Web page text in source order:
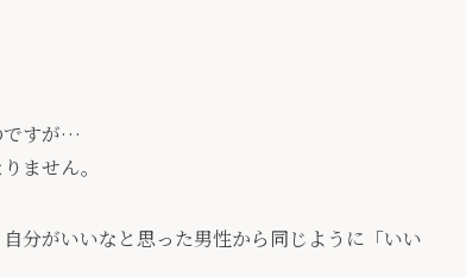
ですが…
ません。
分がいいなと思った男性から同じように「いい